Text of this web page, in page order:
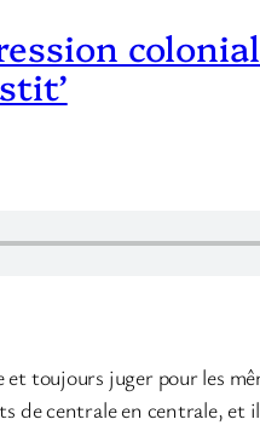
toujours juger pour les
de centrale en centrale, et